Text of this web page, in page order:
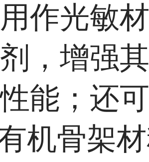
作光敏
，增强
能；还
机骨架